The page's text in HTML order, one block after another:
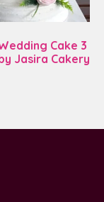
Cake 3
Jasira Cakery